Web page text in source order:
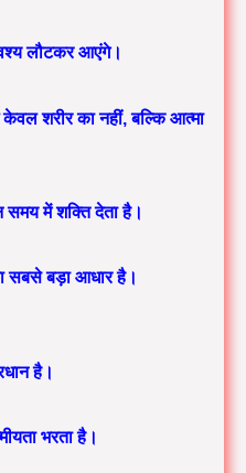
लौटकर आएंगे।
शरीर का नहीं, बल्कि आत्मा
समय में शक्ति देता है।
सबसे बड़ा आधार है।
है।
भरता है।